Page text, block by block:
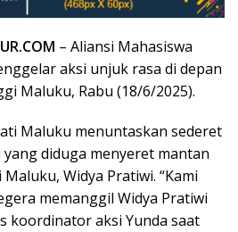
– Aliansi Mahasiswa
aksi unjuk rasa di depan
Maluku, Rabu (18/6/2025).
Maluku menuntaskan sederet
diduga menyeret mantan
Widya Pratiwi. “Kami
memanggil Widya Pratiwi
koordinator aksi Yunda saat